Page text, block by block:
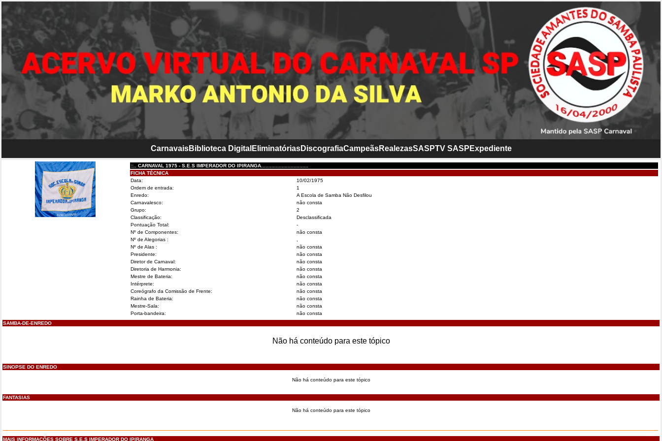
CarnavaisBiblioteca Digital EliminatóriasDiscografiaCampeãsRealezasSASPTV SASP Expediente
::.. CARNAVAL 1975 - S.E.S IMPERADOR DO IPIRANGA................................
FICHA TÉCNICA
Data:
10/02/1975
Ordem de entrada:
1
Enredo:
A Escola de Samba Não Desfilou
Carnavalesco:
não consta
Grupo:
2
Classificação:
Desclassificada
Pontuação Total:
-
Nº de Componentes:
não consta
Nº de Alegorias :
Nº de Alas :
não consta
Presidente:
não consta
Diretor de Carnaval:
não consta
Diretoria de Harmonia:
não consta
Mestre de Bateria:
não consta
Intérprete:
não consta
Coreógrafo da Comissão de Frente:
não consta
Rainha de Bateria:
não consta
Mestre-Sala:
não consta
Porta-bandeira:
não consta
SAMBA-DE-ENREDO
Não há conteúdo para este tópico
SINOPSE DO ENREDO
Não há conteúdo para este tópico
FANTASIAS
Não há conteúdo para este tópico
MAIS INFORMAÇÕES SOBRE S.E.S IMPERADOR DO IPIRANGA